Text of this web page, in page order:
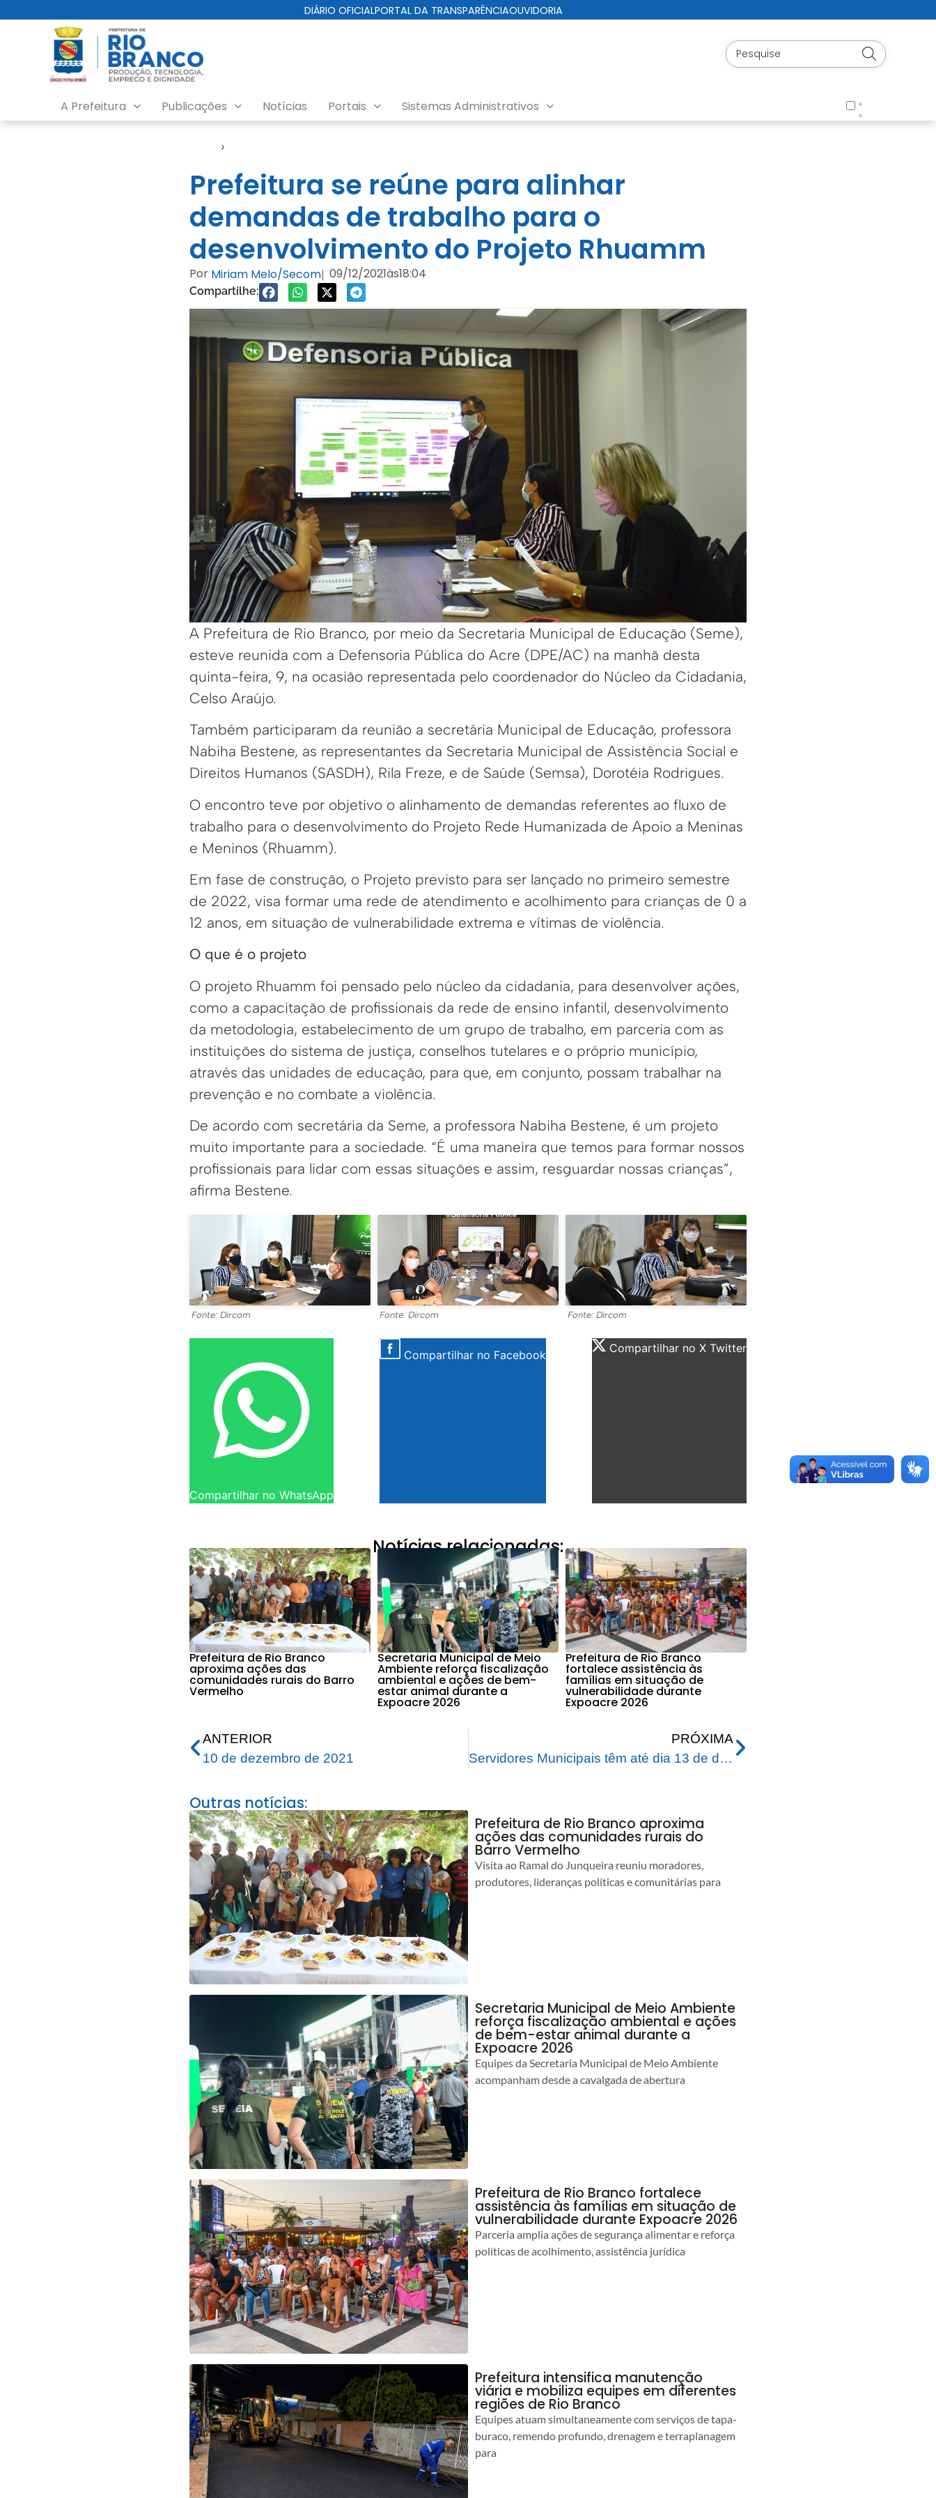
DIÁRIO OFICIALPORTAL DA TRANSPARÊNCIAOUVIDORIA
A Prefeitura Publicações Notícias Portais Sistemas Administrativos
›
Prefeitura se reúne para alinhar
demandas de trabalho para o
desenvolvimento do Projeto Rhuamm
Por Miriam Melo/Secom| 09/12/2021às18:04
Compartilhe:
A Prefeitura de Rio Branco, por meio da Secretaria Municipal de Educação (Seme),
esteve reunida com a Defensoria Pública do Acre (DPE/AC) na manhã desta
quinta-feira, 9, na ocasião representada pelo coordenador do Núcleo da Cidadania,
Celso Araújo.
Também participaram da reunião a secretária Municipal de Educação, professora
Nabiha Bestene, as representantes da Secretaria Municipal de Assistência Social e
Direitos Humanos (SASDH), Rila Freze, e de Saúde (Semsa), Dorotéia Rodrigues.
O encontro teve por objetivo o alinhamento de demandas referentes ao fluxo de
trabalho para o desenvolvimento do Projeto Rede Humanizada de Apoio a Meninas
e Meninos (Rhuamm).
Em fase de construção, o Projeto previsto para ser lançado no primeiro semestre
de 2022, visa formar uma rede de atendimento e acolhimento para crianças de 0 a
12 anos, em situação de vulnerabilidade extrema e vítimas de violência.
O que é o projeto
O projeto Rhuamm foi pensado pelo núcleo da cidadania, para desenvolver ações,
como a capacitação de profissionais da rede de ensino infantil, desenvolvimento
da metodologia, estabelecimento de um grupo de trabalho, em parceria com as
instituições do sistema de justiça, conselhos tutelares e o próprio município,
através das unidades de educação, para que, em conjunto, possam trabalhar na
prevenção e no combate a violência.
De acordo com secretária da Seme, a professora Nabiha Bestene, é um projeto
muito importante para a sociedade. “É uma maneira que temos para formar nossos
profissionais para lidar com essas situações e assim, resguardar nossas crianças”,
afirma Bestene.
Fonte: Dircom Fonte: Dircom Fonte: Dircom
Compartilhar no WhatsApp
Compartilhar no Facebook Compartilhar no X Twitter
Notícias relacionadas:
Prefeitura de Rio Branco
aproxima ações das
comunidades rurais do Barro
Vermelho
Secretaria Municipal de Meio
Ambiente reforça fiscalização
ambiental e ações de bem-
estar animal durante a
Expoacre 2026
Prefeitura de Rio Branco
fortalece assistência às
famílias em situação de
vulnerabilidade durante
Expoacre 2026
ANTERIOR
10 de dezembro de 2021
PRÓXIMA
Servidores Municipais têm até dia 13 de dezembro para fazer atualização cadastral
Outras notícias:
Prefeitura de Rio Branco aproxima
ações das comunidades rurais do
Barro Vermelho
Visita ao Ramal do Junqueira reuniu moradores,
produtores, lideranças políticas e comunitárias para
Secretaria Municipal de Meio Ambiente
reforça fiscalização ambiental e ações
de bem-estar animal durante a
Expoacre 2026
Equipes da Secretaria Municipal de Meio Ambiente
acompanham desde a cavalgada de abertura
Prefeitura de Rio Branco fortalece
assistência às famílias em situação de
vulnerabilidade durante Expoacre 2026
Parceria amplia ações de segurança alimentar e reforça
políticas de acolhimento, assistência jurídica
Prefeitura intensifica manutenção
viária e mobiliza equipes em diferentes
regiões de Rio Branco
Equipes atuam simultaneamente com serviços de tapa-
buraco, remendo profundo, drenagem e terraplanagem
para